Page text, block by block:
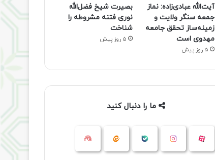
آیت‌الله عبادی‌زاده: نماز
جمعه سنگر ولایت و
زمینه‌ساز تحقق جامعه
مهدوی است
5 روز پیش
بصیرت شیخ فضل‌الله
نوری فتنه مشروطه را
شناخت
5 روز پیش
ما را دنبال کنید
آپارات اینستاگرام ایتا